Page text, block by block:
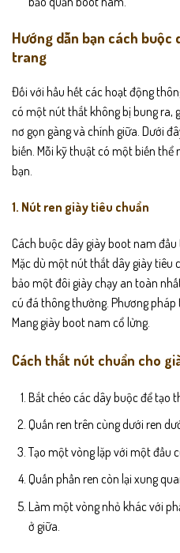
Hướng dẫn bạn cách buộc
trang
Đối với hầu hết các hoạt động
có một nút thắt không bị bung ra,
nơ gọn gàng và chính giữa. Dưới
biến. Mỗi kỹ thuật có một biến
bạn.
1. Nút ren giày tiêu chuẩn
Cách buộc dây giày boot nam
Mặc dù một nút thắt dây giày tiêu
bảo một đôi giày chạy an toàn
cú đá thông thường. Phương
Mang giày boot nam cổ lửng.
Cách thắt nút chuẩn cho
Bắt chéo các dây buộc để tạo
Quấn ren trên cùng dưới ren
Tạo một vòng lặp với một đầu
Quấn phần ren còn lại xung
Làm một vòng nhỏ khác với
ở giữa.